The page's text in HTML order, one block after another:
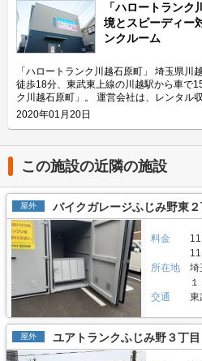
トロ丸ノ内線中野富士見町駅にも近く環
近いため沿線のお客様にもご利用頂いて
ブルな価格でご利用いただけますので、
題で悩んでいる方におすすめです。 セキュリティや安全面について教えて
ください。 「バイクスペースグラン中野」の入口にはご利用者様専用のリ
モコンで開錠するシャッターが付いてい
置しておりますので大切なバイクも安心
が月2回程度の頻度で巡回をしており、清
施しておりますので安心してご利用頂けます。 費用や契約について
ください。 「バイクスペースグラン中野」は月額12,500円（税込）でご利
用頂けます。6か月以上ご利用のお客様
なり、初期費用は500円のみです。6か月
翌月分利用料（日割り）と初回保証料と
10%）を頂いております。年間更新料は
いては事前予約が無くても、現場からお
す。このほか、詳細なキャンペーンや施
ームから電話やメールにてお気軽にお問い合わせく
イクスペースグラン中野」は都内でも珍
式会社渡辺住研にはバイク好きの方がい
様目線が追求された施設だった。「バイ
のメンテナンスやバッテリーの充電がで
ンセントが設置されているため、付加価
たヘルメットや工具を置ける棚が設置さ
ところだろう。また、地下にある施設の
ことなく暖気運転などを行うことができ
な金額と充実した設備の施設のため環七
持っている会社です。東武東上線沿線で
り、室内トランクルームやコンテナ、バ
開しています。（2019年12月） 今回は、
「ハローコンテナ千住河原」の特長や利
「ハローコンテナ千住河原」の特長を教えてください。
収納スペースがほとんどない荒川の南側
る「ハローコンテナ千住河原」。車を横
リーズナブルな価格で仕事用の荷物の収
います。「ハローコンテナ千住河原」の
ト舗装もされておりますので、車での進
また、「ハローコンテナ千住河原」のコ
ほか、通気口も設置されておりますので
納頂けます。 主にどんな方がご利用されているのでしょうか？ 「ハローコ
ンテナ千住河原」が位置する千住河原町
がっておりますので、個人のお客様がメ
バイクのニーズがかなり高いエリアとい
く人気です。コンテナには木材や資材、
サンダーやドリルドライバーなどの小型
ローコンテナ千住河原」は場内が広々と
収納に便利です。 セキュリティや安全面について教えてください。 「ハロ
ーコンテナ千住河原」は各コンテナに鍵
テナでは最大7か所鍵を設置することがで
はチェーンロックができるようにバリカ
メラによる不審者の確認なども行われて
の頻度で巡回をしており、清掃や防犯面
おりますので安心してご利用頂けます。 費用や契約について教えてくださ
い。 「ハローコンテナ千住河原」の価格帯は月額12,100円から49,500円
（税込）で広さも1.5帖から8.0帖まで全4
「ハロートラン
境とスピーディー
ンクルーム
「ハロートランク川越石原町」 埼玉県川越市、西武新宿線の本川越駅から
徒歩18分、東武東上線の川越駅から車で
ク川越石原町」。 運営会社は、レンタル
績とノウハウを持っている株式会社渡辺
クルーム、コンテナボックス、バイクシ
現在） 今回は、株式会社渡辺住研が運営
原町」の特長や利用用途などをご紹介致します。 「ハロートラ
原町」の特長を教えてください。 「ハロートランク川越石原町」は小江戸
と呼ばれる埼玉県川越市に位置しており
め車やバイク、自転車などのアクセスが
まで幅広いサイズをご用意しております
は明るいLEDとBGMを設置し、女性でも
す。2階建のトランクルーム専用施設で、
度・湿度の管理ができる空調設備が充実
に使えるドアストッパーや台車などもご
利用ください。 主にどんな方がご利用されているのでしょうか？ 「ハロー
トランク川越石原町」は川越エリア周辺
いており、主に収納スペースがなくなっ
に困っていた方などが自宅のクローゼッ
いです。引越し荷物の保管や法人様の商
5.1帖の大型タイプもご用意しております
い。 セキュリティや安全面について教えてください。 ALSOKのセキュリテ
2020年01月20日
この施設の近隣の施設
屋外 バイクガレージふじみ野東
料金
所在地
埼
交通
東
屋外 ユアトランクふじみ野３丁目